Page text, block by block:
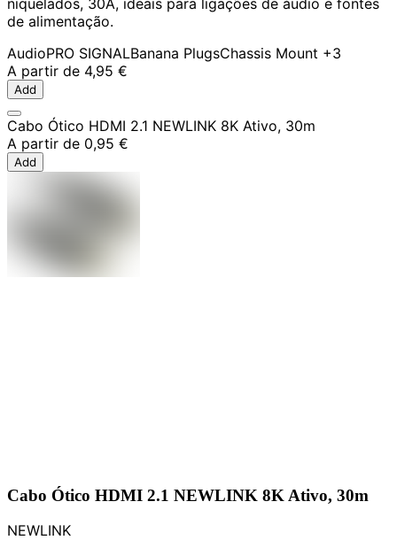
niquelados, 30A, ideais para ligações de áudio e fontes
de alimentação.
AudioPRO SIGNALBanana PlugsChassis Mount +3
A partir de 4,95 €
Add
Cabo Ótico HDMI 2.1 NEWLINK 8K Ativo, 30m
A partir de 0,95 €
Add
Cabo Ótico HDMI 2.1 NEWLINK 8K Ativo, 30m
NEWLINK